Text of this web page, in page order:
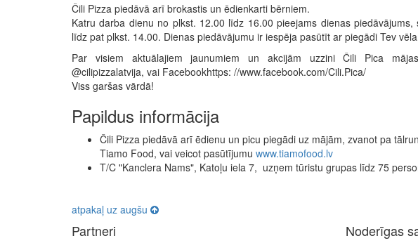
Čili Pizza piedāvā arī brokastis un ēdienkarti bērniem.
Katru darba dienu no plkst. 12.00 līdz 16.00 pieejams dienas
līdz pat plkst. 14.00. Dienas piedāvājumu ir iespēja pasūtīt ar piegādi Tev
Par visiem aktuālajiem jaunumiem un akcijām uzzini Čili Pica
@cilipizzalatvija, vai Facebookhttps: //www.facebook.com/Cili.Pica/
Viss garšas vārdā!
Papildus informācija
Čili Pizza piedāvā arī ēdienu un picu piegādi uz mājām, zvanot pa
Tiamo Food, vai veicot pasūtījumu www.tiamofood.lv
T/C "Kanclera Nams", Katoļu iela 7, uzņem tūristu grupas līdz 75
atpakaļ uz augšu
Partneri Noderīgas